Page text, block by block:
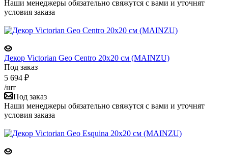
Наши менеджеры обязательно свяжутся с вами и уточнят
условия заказа
Декор Victorian Geo Centro 20x20 см (MAINZU)
Под заказ
5 694 ₽
/шт
Под заказ
Наши менеджеры обязательно свяжутся с вами и уточнят
условия заказа